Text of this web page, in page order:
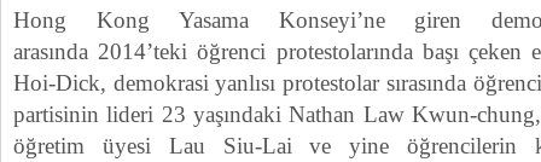
Hong Kong Yasama Konseyi’ne giren
arasında 2014’teki öğrenci protestolarında başı
Hoi-Dick, demokrasi yanlısı protestolar sırasında
partisinin lideri 23 yaşındaki Nathan Law Kwun-
öğretim üyesi Lau Siu-Lai ve yine öğrencilerin